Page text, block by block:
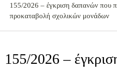
155/2026 – έγκριση δαπανών που
προκαταβολή σχολικών μονάδων
155/2026 –